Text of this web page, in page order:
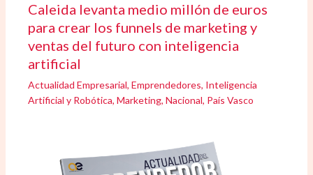
Caleida levanta medio millón de euros
para crear los funnels de marketing y
ventas del futuro con inteligencia
artificial
Actualidad Empresarial,Emprendedores, Inteligencia
Artificial y Robótica,Marketing,Nacional, País Vasco